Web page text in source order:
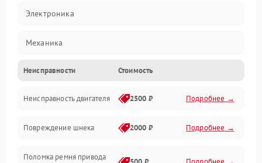
Электроника
Механика
Трансмиссия
Электропитание
Двигатель
Неисправности Стоимость
Неисправность двигателя 2500 ₽ Подробнее →
Повреждение шнека 2000 ₽ Подробнее →
Поломка ремня привода